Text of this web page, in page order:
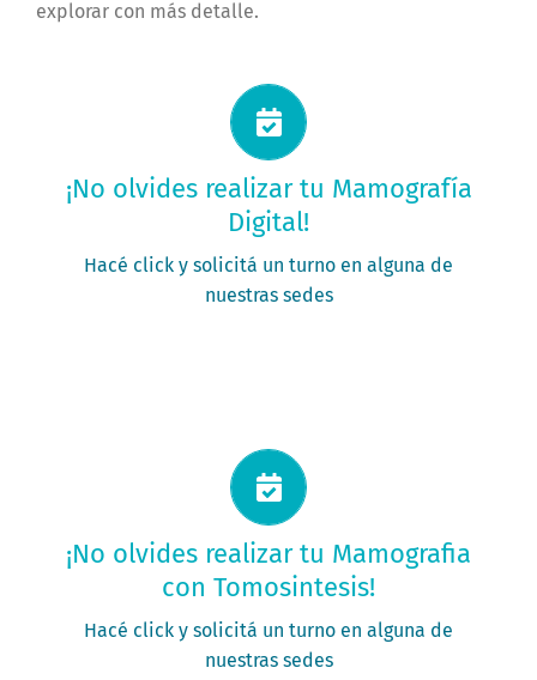
explorar con más detalle.
¡No olvides realizar tu Mamografía
Digital!
Hacé click y solicitá un turno en alguna de
nuestras sedes
Solicitá tu turno ahora
PEDÍ TU TURNO
¡No olvides realizar tu Mamografia
con Tomosintesis!
Hacé click y solicitá un turno en alguna de
nuestras sedes
Solicitá tu turno ahora
PEDIR MI TURNO